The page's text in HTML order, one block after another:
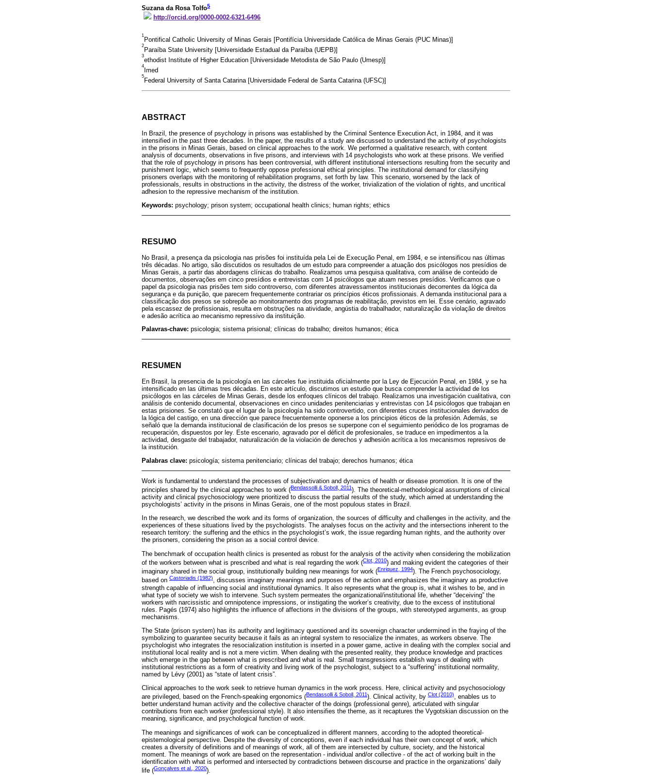
Suzana da Rosa Tolfo5
http://orcid.org/0000-0002-6321-6496
1
Pontifical Catholic University of Minas Gerais [Pontifícia Universidade Católica de Minas Gerais (PUC Minas)]
2
Paraíba State University [Universidade Estadual da Paraíba (UEPB)]
3
ethodist Institute of Higher Education [Universidade Metodista de São Paulo (Umesp)]
4
Imed
5
Federal University of Santa Catarina [Universidade Federal de Santa Catarina (UFSC)]
ABSTRACT
In Brazil, the presence of psychology in prisons was established by the Criminal Sentence Execution Act, in 1984, and it was
intensified in the past three decades. In the paper, the results of a study are discussed to understand the activity of psychologists
in the prisons in Minas Gerais, based on clinical approaches to the work. We performed a qualitative research, with content
analysis of documents, observations in five prisons, and interviews with 14 psychologists who work at these prisons. We verified
that the role of psychology in prisons has been controversial, with different institutional intersections resulting from the security and
punishment logic, which seems to frequently oppose professional ethical principles. The institutional demand for classifying
prisoners overlaps with the monitoring of rehabilitation programs, set forth by law. This scenario, worsened by the lack of
professionals, results in obstructions in the activity, the distress of the worker, trivialization of the violation of rights, and uncritical
adhesion to the repressive mechanism of the institution.
Keywords: psychology; prison system; occupational health clinics; human rights; ethics
RESUMO
No Brasil, a presença da psicologia nas prisões foi instituída pela Lei de Execução Penal, em 1984, e se intensificou nas últimas
três décadas. No artigo, são discutidos os resultados de um estudo para compreender a atuação dos psicólogos nos presídios de
Minas Gerais, a partir das abordagens clínicas do trabalho. Realizamos uma pesquisa qualitativa, com análise de conteúdo de
documentos, observações em cinco presídios e entrevistas com 14 psicólogos que atuam nesses presídios. Verificamos que o
papel da psicologia nas prisões tem sido controverso, com diferentes atravessamentos institucionais decorrentes da lógica da
segurança e da punição, que parecem frequentemente contrariar os princípios éticos profissionais. A demanda institucional para a
classificação dos presos se sobrepõe ao monitoramento dos programas de reabilitação, previstos em lei. Esse cenário, agravado
pela escassez de profissionais, resulta em obstruções na atividade, angústia do trabalhador, naturalização da violação de direitos
e adesão acrítica ao mecanismo repressivo da instituição.
Palavras-chave: psicologia; sistema prisional; clínicas do trabalho; direitos humanos; ética
RESUMEN
En Brasil, la presencia de la psicología en las cárceles fue instituida oficialmente por la Ley de Ejecución Penal, en 1984, y se ha
intensificado en las últimas tres décadas. En este artículo, discutimos un estudio que busca comprender la actividad de los
psicólogos en las cárceles de Minas Gerais, desde los enfoques clínicos del trabajo. Realizamos una investigación cualitativa, con
análisis de contenido documental, observaciones en cinco unidades penitenciarias y entrevistas con 14 psicólogos que trabajan en
estas prisiones. Se constató que el lugar de la psicología ha sido controvertido, con diferentes cruces institucionales derivados de
la lógica del castigo, en una dirección que parece frecuentemente oponerse a los principios éticos de la profesión. Además, se
señaló que la demanda institucional de clasificación de los presos se superpone con el seguimiento periódico de los programas de
recuperación, dispuestos por ley. Este escenario, agravado por el déficit de profesionales, se traduce en impedimentos a la
actividad, desgaste del trabajador, naturalización de la violación de derechos y adhesión acrítica a los mecanismos represivos de
la institución.
Palabras clave: psicología; sistema penitenciario; clínicas del trabajo; derechos humanos; ética
Work is fundamental to understand the processes of subjectivation and dynamics of health or disease promotion. It is one of the
principles shared by the clinical approaches to work (Bendassolli & Soboll, 2011). The theoretical-methodological assumptions of clinical
activity and clinical psychosociology were prioritized to discuss the partial results of the study, which aimed at understanding the
psychologists’ activity in the prisons in Minas Gerais, one of the most populous states in Brazil.
In the research, we described the work and its forms of organization, the sources of difficulty and challenges in the activity, and the
experiences of these situations lived by the psychologists. The analyses focus on the activity and the intersections inherent to the
research territory: the suffering and the ethics in the psychologist’s work, the issue regarding human rights, and the authority over
the prisoners, considering the prison as a social control device.
The benchmark of occupation health clinics is presented as robust for the analysis of the activity when considering the mobilization
of the workers between what is prescribed and what is real regarding the work (Clot, 2010) and making evident the categories of their
imaginary shared in the social group, institutionally building new meanings for work (Enriquez, 1994). The French psychosociology,
based on Castoriadis (1982), discusses imaginary meanings and purposes of the action and emphasizes the imaginary as productive
strength capable of influencing social and institutional dynamics. It also represents what the group is, what it wishes to be, and in
what type of society we wish to intervene. Such system permeates the organizational/institutional life, whether “deceiving” the
workers with narcissistic and omnipotence impressions, or instigating the worker’s creativity, due to the excess of institutional
rules. Pagés (1974) also highlights the influence of affections in the divisions of the groups, with stereotyped arguments, as group
mechanisms.
The State (prison system) has its authority and legitimacy questioned and its sovereign character undermined in the fraying of the
symbolizing to guarantee security because it fails as an integral system to resocialize the inmates, as workers observe. The
psychologist who integrates the resocialization institution is inserted in a power game, active in dealing with the complex social and
institutional local reality and is not a mere victim. When dealing with the presented reality, they produce knowledge and practices
which emerge in the gap between what is prescribed and what is real. Small transgressions establish ways of dealing with
institutional restrictions as a form of creativity and living work of the psychologist, subject to a “suffering” institutional normality,
named by Lévy (2001) as “state of latent crisis”.
Clinical approaches to the work seek to retrieve human dynamics in the work process. Here, clinical activity and psychosociology
are privileged, based on the French-speaking ergonomics (Bendassolli & Soboll, 2011). Clinical activity, by Clot (2010), enables us to
better understand human activity and the collective character of the doings (professional genre), articulated with singular
contributions from each worker (professional style). It also intensifies the theme, as it recaptures the Vygotskian discussion on the
meaning, significance, and psychological function of work.
The meanings and significances of work can be conceptualized in different manners, according to the adopted theoretical-
epistemological perspective. Despite the diversity of conceptions, even if each individual has their own concept of work, which
creates a diversity of definitions and of meanings of work, all of them are intersected by culture, society, and the historical
moment. The meanings of work are based on the representation - individual and/or collective - of the act of working built in the
identification with what is performed and intersected by contradictions between discourse and practice in the organizations’ daily
life (Gonçalves et al., 2020).